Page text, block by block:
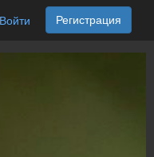
Войти Регистрация